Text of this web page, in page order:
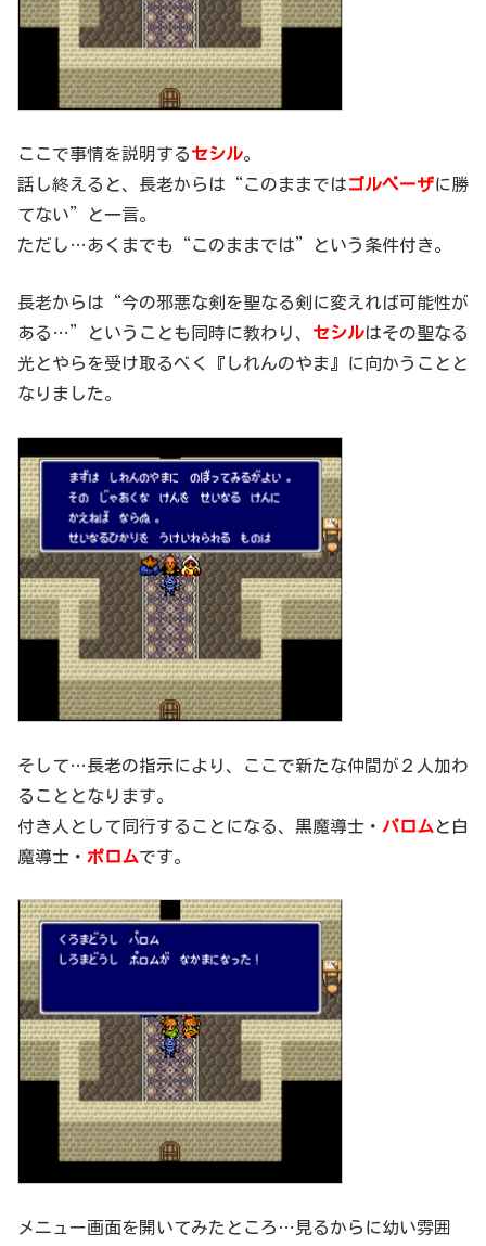
ここで事情を説明するセシル。
話し終えると、長老からは“このままではゴルベーザに勝
てない”と一言。
ただし…あくまでも“このままでは”という条件付き。
長老からは“今の邪悪な剣を聖なる剣に変えれば可能性が
ある…”ということも同時に教わり、 セシルはその聖なる
光とやらを受け取るべく『しれんのやま』に向かうことと
なりました。
そして…長老の指示により、ここで新たな仲間が２人加わ
ることとなります。
付き人として同行することになる、黒魔導士・ パロム と白
魔導士・ ポロムです。
メニュー画面を開いてみたところ…見るからに幼い雰囲